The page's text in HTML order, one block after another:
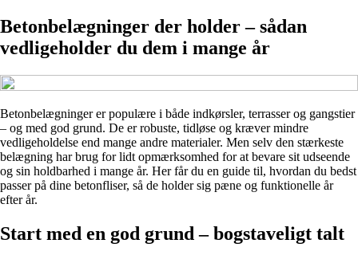
Betonbelægninger der holder – sådan
vedligeholder du dem i mange år
Betonbelægninger er populære i både indkørsler, terrasser og gangstier
– og med god grund. De er robuste, tidløse og kræver mindre
vedligeholdelse end mange andre materialer. Men selv den stærkeste
belægning har brug for lidt opmærksomhed for at bevare sit udseende
og sin holdbarhed i mange år. Her får du en guide til, hvordan du bedst
passer på dine betonfliser, så de holder sig pæne og funktionelle år
efter år.
Start med en god grund – bogstaveligt talt